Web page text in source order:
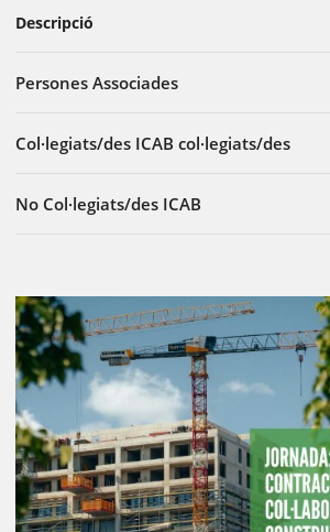
Descripció
Persones Associades
Col·legiats/des ICAB col·legiats/des
No Col·legiats/des ICAB